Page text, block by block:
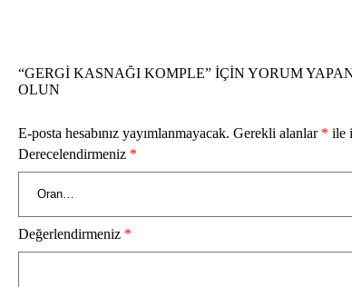
“GERGİ KASNAĞI KOMPLE” IÇIN YORUM
OLUN
E-posta hesabınız yayımlanmayacak. Gerekli alanlar * ile
Derecelendirmeniz *
Değerlendirmeniz *